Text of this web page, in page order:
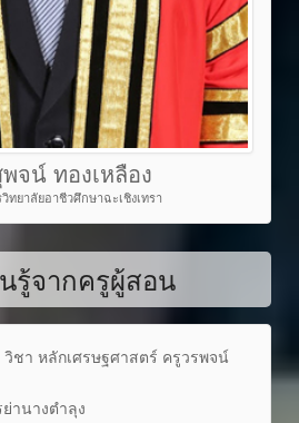
จน์ ทองเหลือง
ทยาลัยอาชีวศึกษาฉะเชิงเทรา
รู้จากครูผู้สอน
ชา หลักเศรษฐศาสตร์ ครูวรพจน์
านางตำลุง